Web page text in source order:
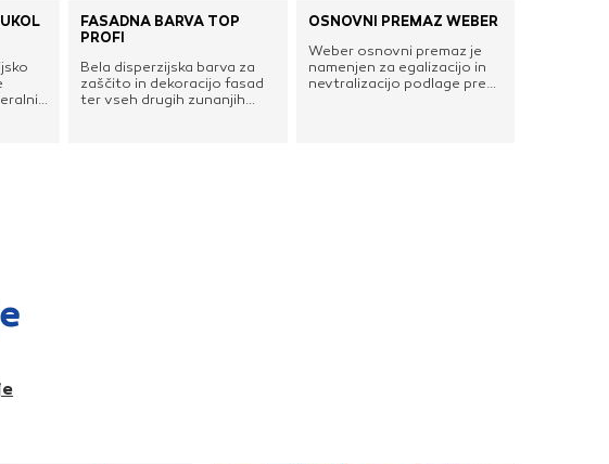
FASADNA BARVA TOP
PROFI
Bela disperzijska barva za
zaščito in dekoracijo fasad
ter vseh drugih zunanjih
OSNOVNI PREMAZ WEBER
Weber osnovni premaz je
namenjen za egalizacijo in
nevtralizacijo podlage pred